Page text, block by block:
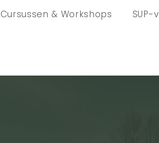
Cursussen & Workshops SUP-